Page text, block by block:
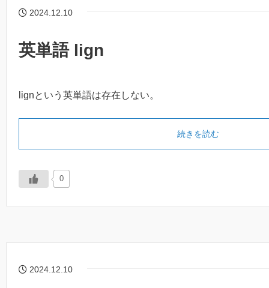
2024.12.10
英単語 lign
lignという英単語は存在しない。
続きを読む
0
2024.12.10